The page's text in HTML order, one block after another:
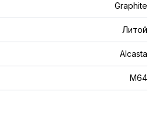
Graphite
Литой
Alcasta
M64